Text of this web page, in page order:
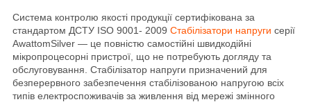
Система контролю якості продукції сертифікована за
стандартом ДСТУ ISO 9001- 2009 Стабілізатори напруги серії
AwattomSilver — це повністю самостійні швидкодійні
мікропроцесорні пристрої, що не потребують догляду та
обслуговування. Стабілізатор напруги призначений для
безперервного забезпечення стабілізованою напругою всіх
типів електроспоживачів за живлення від мережі змінного